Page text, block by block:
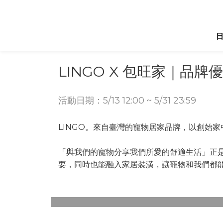
LINGO X 包旺家｜品牌
活動日期：5/13 12:00 ~ 5/31 23:59
LINGO。來自臺灣的寵物居家品牌，以創始
「與我們的寵物分享我們所愛的舒適生活」
要，同時也能融入家居裝潢，讓寵物和我們都
睡床系列